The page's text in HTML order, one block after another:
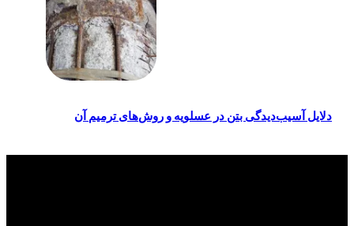
دلایل آسیب‌دیدگی بتن در عسلویه و روش‌های ترمیم آن